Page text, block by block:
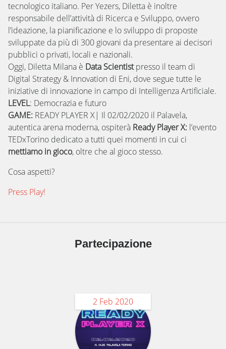
tecnologico italiano. Per Yezers, Diletta è inoltre
responsabile dell’attività di Ricerca e Sviluppo, ovvero
l’ideazione, la pianificazione e lo sviluppo di proposte
sviluppate da più di 300 giovani da presentare ai decisori
pubblici o privati, locali e nazionali.
Oggi, Diletta Milana è Data Scientistpresso il team di
Digital Strategy & Innovation di Eni, dove segue tutte le
iniziative di innovazione in campo di Intelligenza Artificiale.
LEVEL: Democrazia e futuro
GAME: READY PLAYER X| Il 02/02/2020 il Palavela,
autentica arena moderna, ospiterà Ready Player X: l’evento
TEDxTorino dedicato a tutti quei momenti in cui ci
mettiamo in gioco, oltre che al gioco stesso.
Cosa aspetti?
Press Play!
Partecipazione
2 Feb 2020